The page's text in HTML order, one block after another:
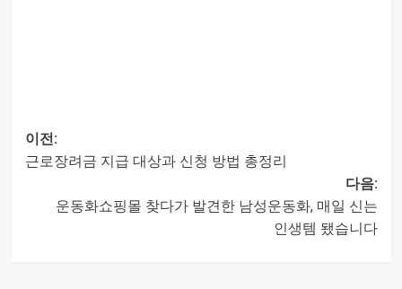
내비게이션
이전:
근로장려금 지급 대상과 신청 방법 총정리
다음:
운동화쇼핑몰 찾다가 발견한 남성운동화, 매일 신는
인생템 됐습니다